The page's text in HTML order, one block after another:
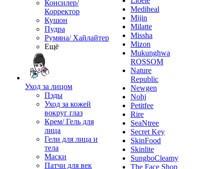
Консилер/
Корректор
Кушон
Пудра
Румяна/ Хайлайтер
Ещё
Уход за лицом
Пэды
Уход за кожей
вокруг глаз
Крем/ Гель для
лица
Гели для лица и
тела
Маски
Патчи для век
Mediheal
Mijin
Milatte
Missha
Mizon
Mukunghwa
ROSSOM
Nature
Republic
Newgen
Nohj
Petitfee
Rire
SeaNtree
Secret Key
SkinFood
Skinlite
SungboCleamy
The Face Shop